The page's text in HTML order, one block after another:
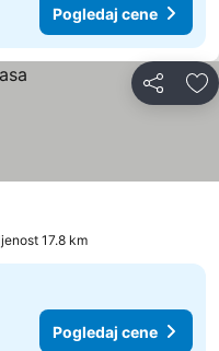
Pogledaj cene
Deli
17.8 km
Pogledaj cene